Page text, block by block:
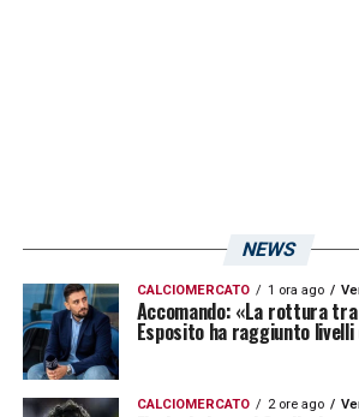
NEWS
CALCIOMERCATO 1 ora ago
Accomando: «La rottura
Esposito ha raggiunto
CALCIOMERCATO 2 ore ago